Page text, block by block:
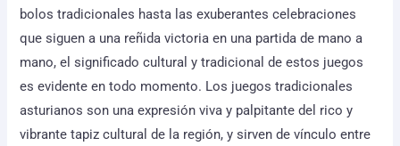
bolos tradicionales hasta las exuberantes celebraciones
que siguen a una reñida victoria en una partida de mano a
mano, el significado cultural y tradicional de estos juegos
es evidente en todo momento. Los juegos tradicionales
asturianos son una expresión viva y palpitante del rico y
vibrante tapiz cultural de la región, y sirven de vínculo entre